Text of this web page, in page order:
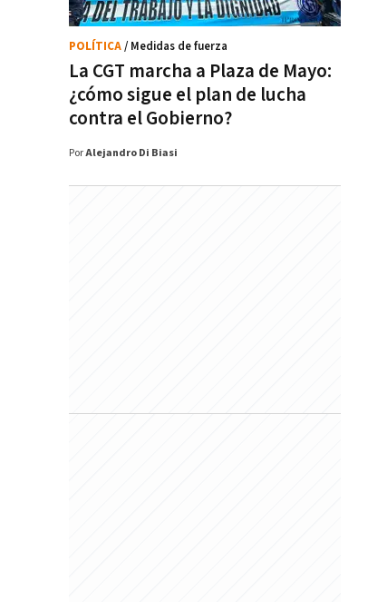
La CGT marcha a Plaza de Mayo:
¿cómo sigue el plan de lucha
contra el Gobierno?
POLÍTICA/ Medidas de fuerza
PorAlejandro Di Biasi